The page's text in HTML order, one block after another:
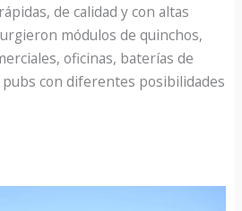
de calidad y con altas
módulos de quinchos,
oficinas, baterías de
con diferentes posibilidades